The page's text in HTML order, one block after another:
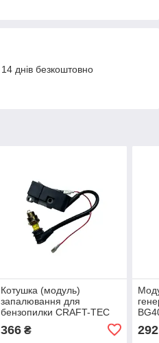
днів безкоштовно
Котушка (модуль)
запалювання для
бензопилки CRAFT-TEC
366₴ 292